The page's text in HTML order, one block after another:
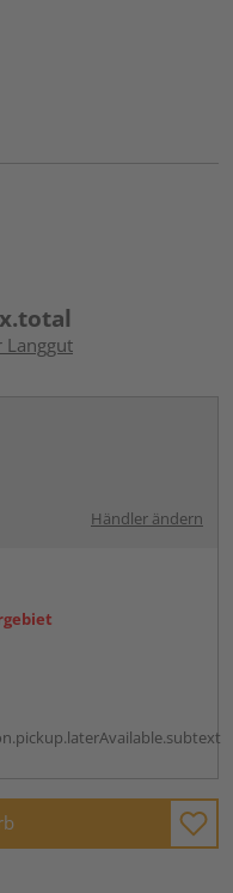
Langgut
Händler ändern